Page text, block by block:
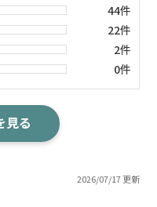
2026/07/17 更新
44件
22件
2件
0件
見る